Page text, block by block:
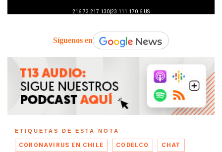
Síguenos en
ETIQUETAS DE ESTA NOTA
CORONAVIRUS EN CHILE CODELCO CHAT